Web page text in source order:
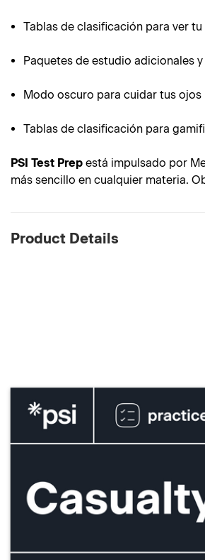
Tablas de clasificación para ver
Paquetes de estudio adicionales
Modo oscuro para cuidar tus ojos
Tablas de clasificación para
PSI Test Prep está impulsado por
más sencillo en cualquier materia.
Product Details